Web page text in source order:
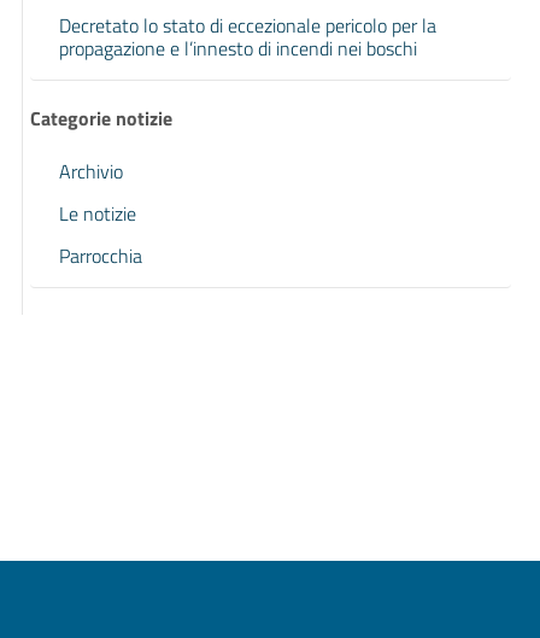
Decretato lo stato di eccezionale pericolo per la
propagazione e l’innesto di incendi nei boschi
Categorie notizie
Archivio
Le notizie
Parrocchia